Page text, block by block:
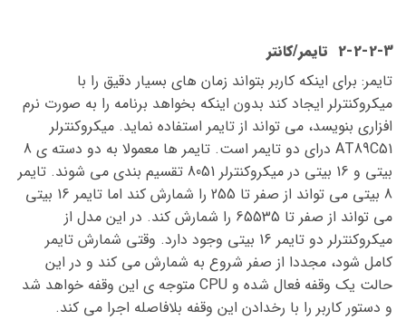
2-2-2-3 تایمر/کانتر
تایمر: برای اینکه کاربر بتواند زمان های بسیار دقیق را با
میکروکنترلر ایجاد کند بدون اینکه بخواهد برنامه را به صورت نرم
افزاری بنویسد، می تواند از تایمر استفاده نماید. میکروکنترلر
AT89C51 درای دو تایمر است. تایمر ها معمولا به دو دسته ی 8
بیتی و 16 بیتی در میکروکنترلر 8051 تقسیم بندی می شوند. تایمر
8 بیتی می تواند از صفر تا 255 را شمارش کند اما تایمر 16 بیتی
می تواند از صفر تا 65535 را شمارش کند. در این مدل از
میکروکنترلر دو تایمر 16 بیتی وجود دارد. وقتی شمارش تایمر
کامل شود، مجددا از صفر شروع به شمارش می کند و در این
حالت یک وقفه فعال شده و CPU متوجه ی این وقفه خواهد شد
و دستور کاربر را با رخدادن این وقفه بلافاصله اجرا می کند.